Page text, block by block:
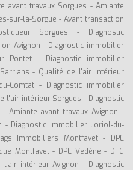
avant travaux Sorgues -Amiante
sur-la-Sorgue - Avant transaction
Sorgues -
Diagnostic
Avignon - Diagnostic immobilier
Pontet -
Diagnostic immobilier
- Qualité de l'air intérieur
Comtat -
Diagnostic immobilier
l'air intérieur Sorgues - Diagnostic
- Amiante avant travaux Avignon -
- Diagnostic immobilier Loriol-du-
Immobiliers Montfavet-
DPE
Montfavet- DPE Vedène- DTG
l'air intérieur Avignon - Diagnostic